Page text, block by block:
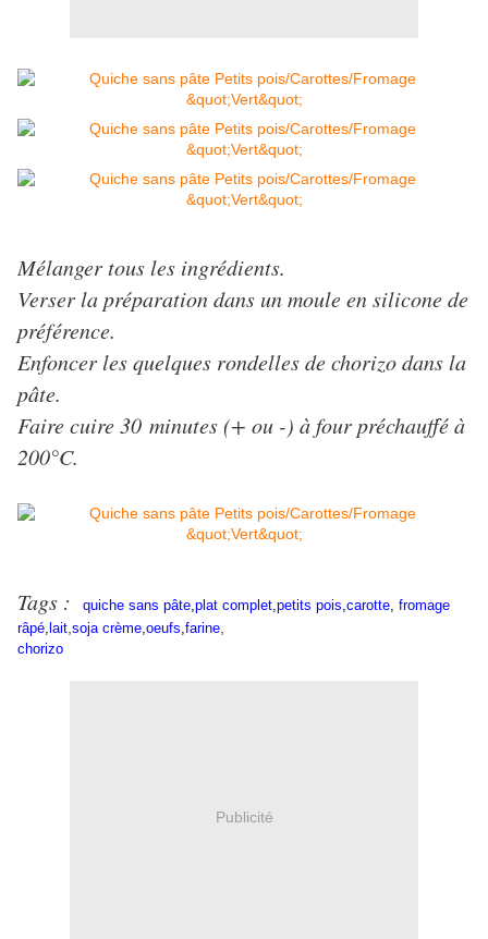
Mélanger tous les ingrédients.
Verser la préparation dans un moule en silicone de
préférence.
Enfoncer les quelques rondelles de chorizo dans la
pâte.
Faire cuire 30 minutes (+ ou -) à four préchauffé à
200°C.
Tags : quiche sans pâte,plat complet,petits pois,carotte, fromage
râpé, lait soja crème,oeufs,farine
chorizo
Publicité